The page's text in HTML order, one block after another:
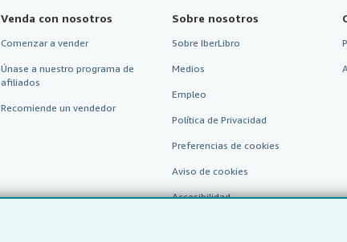
Venda con nosotros
Comenzar a vender
Únase a nuestro programa de
afiliados
Recomiende un vendedor
Sobre nosotros
Sobre IberLibro
Medios
Empleo
Política de Privacidad
Preferencias de cookies
Aviso de cookies
Accesibilidad